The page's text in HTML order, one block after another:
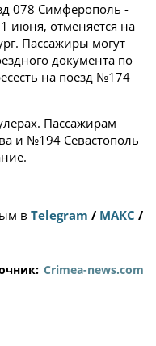
078 Симферополь -
июня, отменяется на
Пассажиры могут
документа по
на поезд №174
Пассажирам
и №194 Севастополь
в Telegram / МАКС /
Crimea-news.com